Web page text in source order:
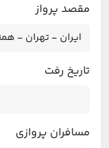
مقصد پرواز
تاریخ رفت
مسافران پروازی